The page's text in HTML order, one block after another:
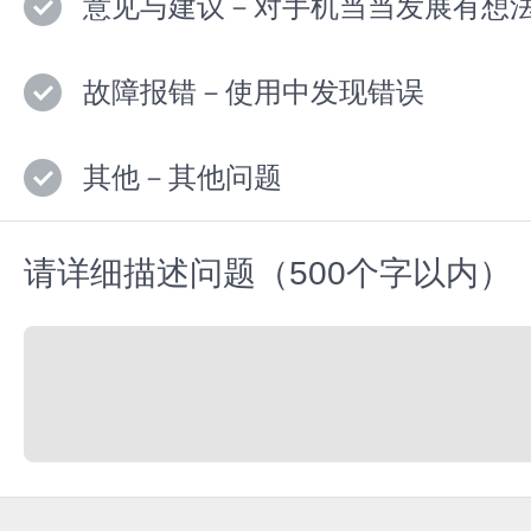
意见与建议－对手机当当发展有想
故障报错－使用中发现错误
其他－其他问题
请详细描述问题（500个字以内）